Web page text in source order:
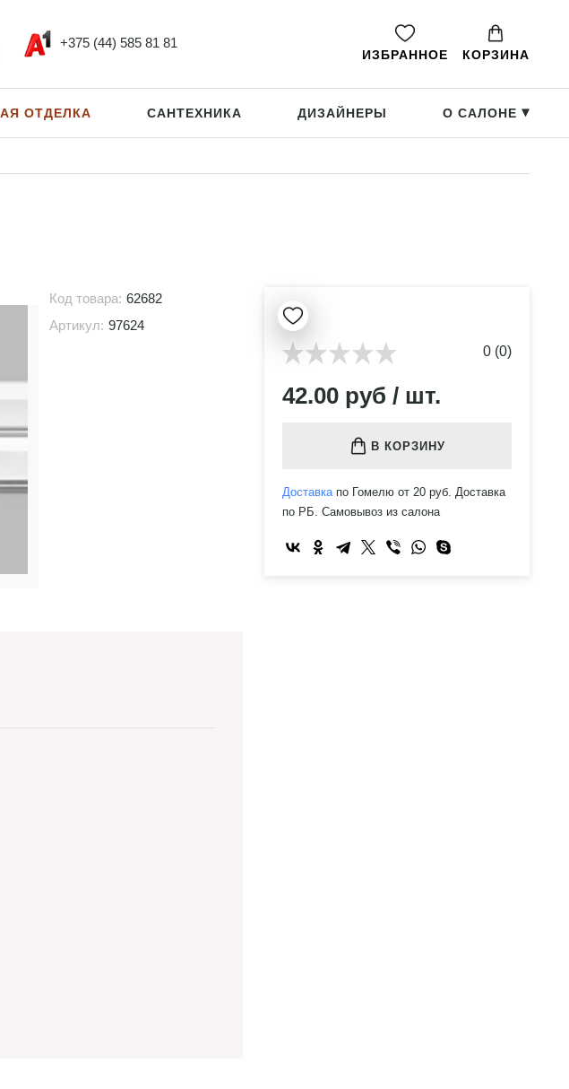
+375 (44) 585 81 81
ИЗБРАННОЕ КОРЗИНА
ОТДЕЛКА САНТЕХНИКА ДИЗАЙНЕРЫ О САЛОНЕ ▸
Код товара: 62682
Артикул: 97624
0 (0)
42.00 руб / шт.
В КОРЗИНУ
Доставкапо Гомелю от 20 руб. Доставка
по РБ. Самовывоз из салона